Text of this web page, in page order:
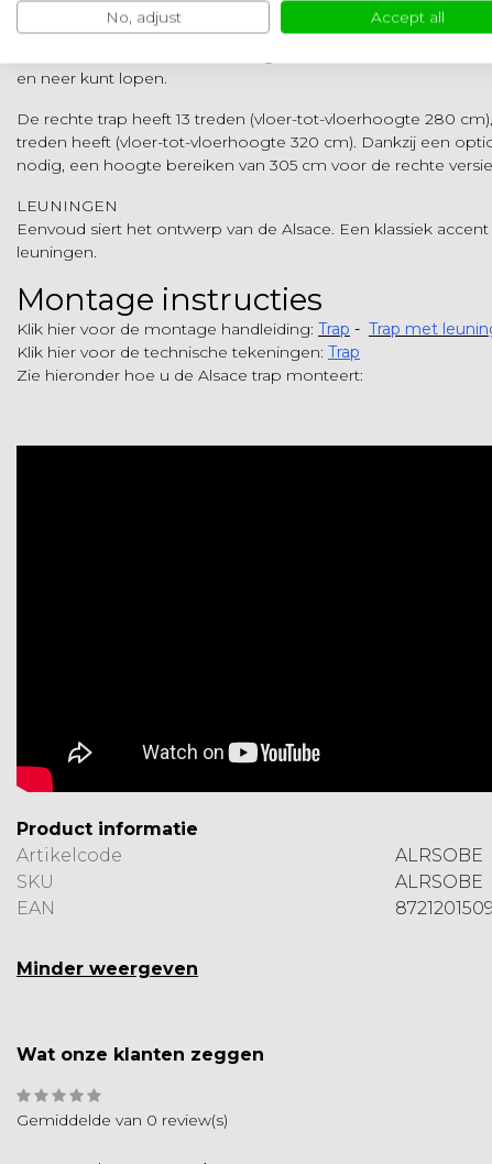
Minder breed en iets steiler dan een traditionele trap, neemt
breedte van 70 cm en totale lengte van 214 cm voor de
en neer kunt lopen.
De rechte trap heeft 13 treden (vloer-tot-vloerhoogte 280
treden heeft (vloer-tot-vloerhoogte 320 cm). Dankzij een
nodig, een hoogte bereiken van 305 cm voor de rechte
LEUNINGEN
Eenvoud siert het ontwerp van de Alsace. Een klassiek
leuningen.
Montage instructies
Klik hier voor de montage handleiding: Trap - Trap met
Klik hier voor de technische tekeningen: Trap
Zie hieronder hoe u de Alsace trap monteert:
Product informatie
Artikelcode
ALRSOBE
SKU
ALRSOBE
EAN
Minder weergeven
Wat onze klanten zeggen
Gemiddelde van 0 review(s)
No, adjust Accept all